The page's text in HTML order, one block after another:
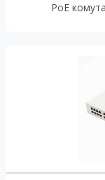
PoE